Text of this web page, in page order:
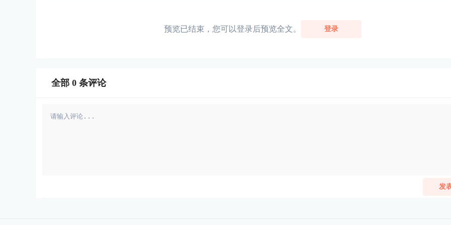
预览已结束，您可以登录后预览全文。 登录
全部 0 条评论
发